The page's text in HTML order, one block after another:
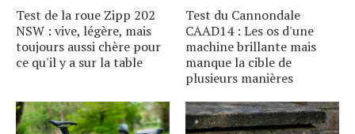
Test de la roue Zipp 202
NSW : vive, légère, mais
toujours aussi chère pour
ce qu'il y a sur la table
Test du Cannondale
CAAD14 : Les os d'une
machine brillante mais
manque la cible de
plusieurs manières